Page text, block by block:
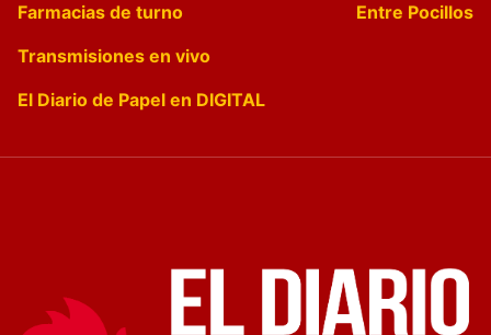
Farmacias de turno
Entre Pocillos
Transmisiones en vivo
El Diario de Papel en DIGITAL